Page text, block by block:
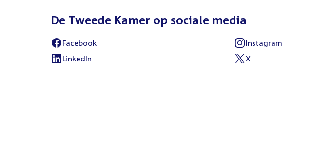
De Tweede Kamer op sociale media
External
link:
Facebook
External
link:
Instagram
External
LinkedIn
External
X